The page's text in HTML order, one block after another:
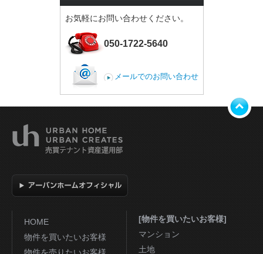
お気軽にお問い合わせください。
050-1722-5640
メールでのお問い合わせ
HOME
物件を買いたいお客様
[物件を買いたいお客様]
マンション
土地